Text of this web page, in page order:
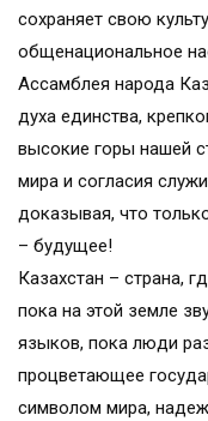
сохраняет свою
общенациональное
Ассамблея народа
духа единства,
высокие горы нашей
мира и согласия
доказывая, что
– будущее!
Казахстан – страна,
пока на этой земле
языков, пока люди
процветающее
символом мира,